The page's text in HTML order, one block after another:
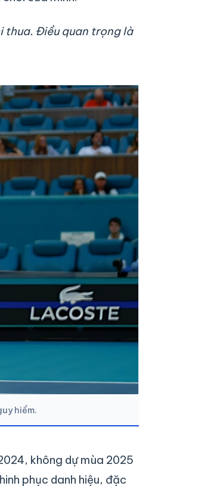
thua. Điều quan trọng là
hiểm.
không dự mùa 2025
phục danh hiệu, đặc